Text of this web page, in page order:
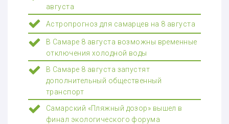
августа
Астропрогноз для самарцев на 8 августа
В Самаре 8 августа возможны временные
отключения холодной воды
В Самаре 8 августа запустят
дополнительный общественный
транспорт
Самарский «Пляжный дозор» вышел в
финал экологического форума